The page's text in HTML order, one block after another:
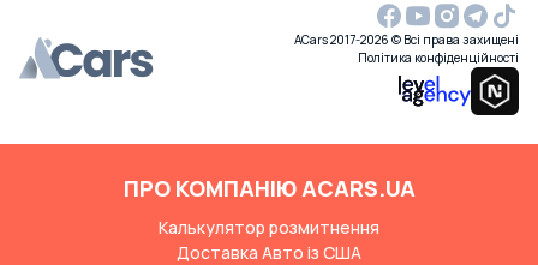
ACars 2017-2026 © Всі права захищені
Політика конфіденційності
ПРО КОМПАНІЮ ACARS.UA
Калькулятор розмитнення
Доставка Авто із США